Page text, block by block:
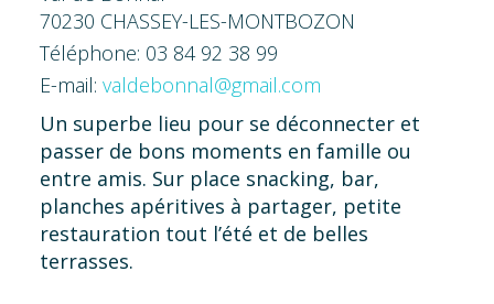
70230 CHASSEY-LES-MONTBOZON
Téléphone: 03 84 92 38 99
E-mail: valdebonnal@gmail.com
Un superbe lieu pour se déconnecter et
passer de bons moments en famille ou
entre amis. Sur place snacking, bar,
planches apéritives à partager, petite
restauration tout l’été et de belles
terrasses.